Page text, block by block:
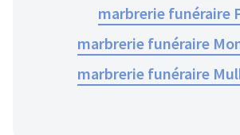
marbrerie funéraire
marbrerie funéraire
marbrerie funéraire